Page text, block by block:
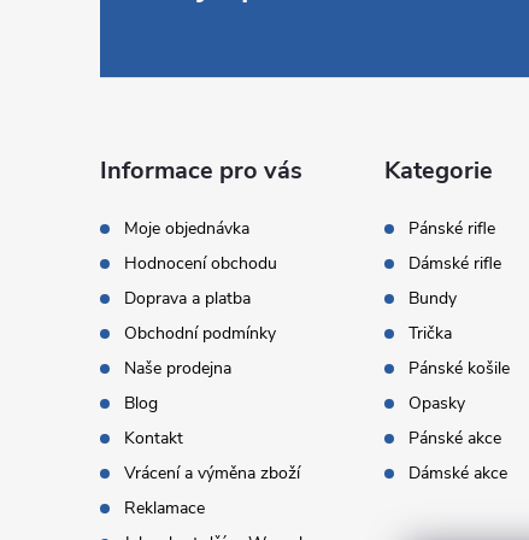
Informace pro vás
Moje objednávka
Hodnocení obchodu
Doprava a platba
Obchodní podmínky
Naše prodejna
Blog
Kontakt
Vrácení a výměna zboží
Reklamace
Kategorie
Pánské rifle
Dámské rifle
Bundy
Trička
Pánské košile
Opasky
Pánské akce
Dámské akce